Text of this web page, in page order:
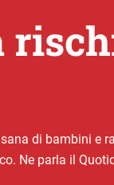
di bambini e
Ne parla il